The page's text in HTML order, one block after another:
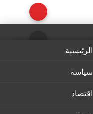
الرئيسية
سياسة
اقتصاد